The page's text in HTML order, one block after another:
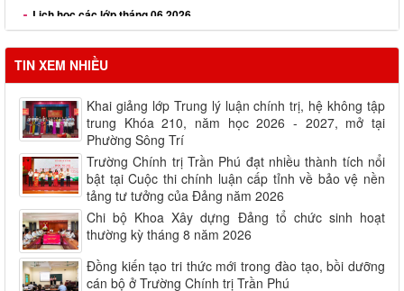
Lịch học các lớp tháng 08.2026
TIN XEM NHIỀU
Khai giảng lớp Trung lý luận chính trị, hệ không tập
trung Khóa 210, năm học 2026 - 2027, mở tại
Phường Sông Trí
Trường Chính trị Trần Phú đạt nhiều thành tích nổi
bật tại Cuộc thi chính luận cấp tỉnh về bảo vệ nền
tảng tư tưởng của Đảng năm 2026
Chi bộ Khoa Xây dựng Đảng tổ chức sinh hoạt
thường kỳ tháng 8 năm 2026
Đồng kiến tạo tri thức mới trong đào tạo, bồi dưỡng
cán bộ ở Trường Chính trị Trần Phú